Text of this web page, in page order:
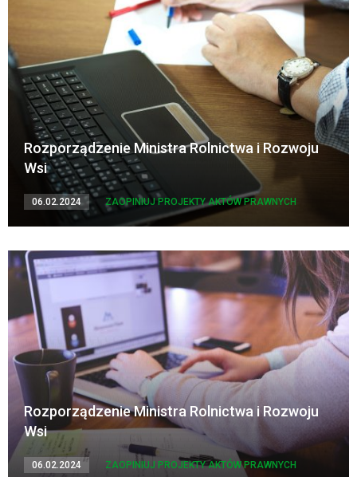
Rozporządzenie Ministra Rolnictwa i Rozwoju
Wsi
06.02.2024 ZAOPINIUJ PROJEKTY AKTÓW PRAWNYCH
Rozporządzenie Ministra Rolnictwa i Rozwoju
Wsi
06.02.2024 ZAOPINIUJ PROJEKTY AKTÓW PRAWNYCH